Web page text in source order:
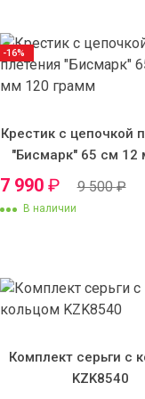
Крестик с цепочкой
"Бисмарк" 65 см 12
7 990 ₽ 9 500₽
В наличии
-16%
Комплект серьги с
KZK8540